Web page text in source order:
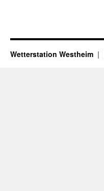
Wetterstation Westheim